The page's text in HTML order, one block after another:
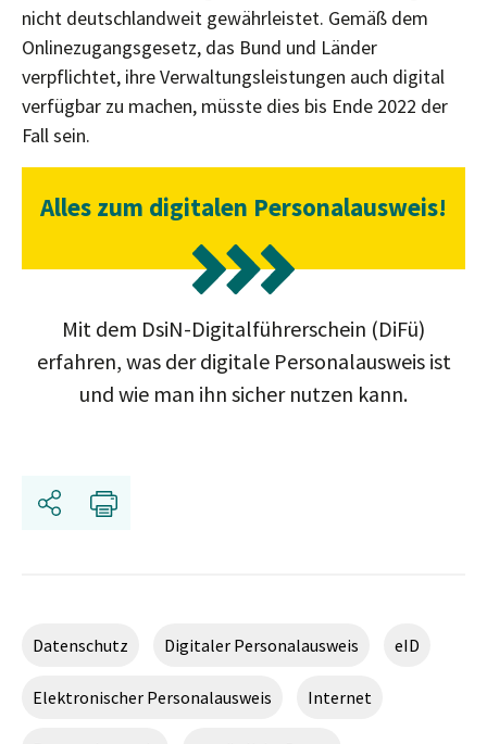
nicht deutschlandweit gewährleistet. Gemäß dem
Onlinezugangsgesetz, das Bund und Länder
verpflichtet, ihre Verwaltungsleistungen auch digital
verfügbar zu machen, müsste dies bis Ende 2022 der
Fall sein.
Alles zum digitalen Personalausweis!
Mit dem DsiN-Digitalführerschein (DiFü)
erfahren, was der digitale Personalausweis ist
und wie man ihn sicher nutzen kann.
Share
Datenschutz Digitaler Personalausweis eID
Elektronischer Personalausweis Internet